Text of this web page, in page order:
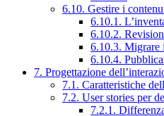
6.10. Gestire i
6.10.1.
6.10.2.
6.10.3. Migrare
6.10.4.
7. Progettazione
7.1. Caratteristiche
7.2. User stories per
7.2.1.